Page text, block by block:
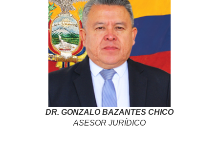
DR. GONZALO BAZANTES CHICO
ASESOR JURÍDICO